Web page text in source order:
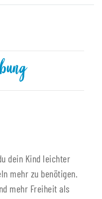
dein Kind leichter
mehr zu benötigen.
mehr Freiheit als